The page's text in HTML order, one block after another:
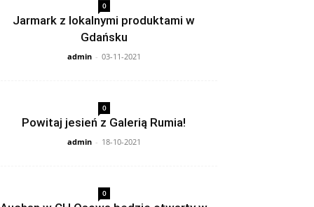
0
Jarmark z lokalnymi produktami w
Gdańsku
admin - 03-11-2021
0
Powitaj jesień z Galerią Rumia!
admin - 18-10-2021
0